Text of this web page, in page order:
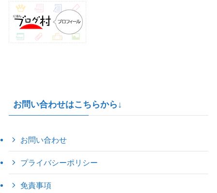
お問い合わせはこちらから↓
お問い合わせ
プライバシーポリシー
免責事項